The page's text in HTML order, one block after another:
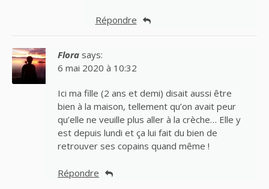
Répondre
Flora says:
6 mai 2020 à 10:32
Ici ma fille (2 ans et demi) disait aussi être
bien à la maison, tellement qu’on avait peur
qu’elle ne veuille plus aller à la crèche… Elle y
est depuis lundi et ça lui fait du bien de
retrouver ses copains quand même !
Répondre